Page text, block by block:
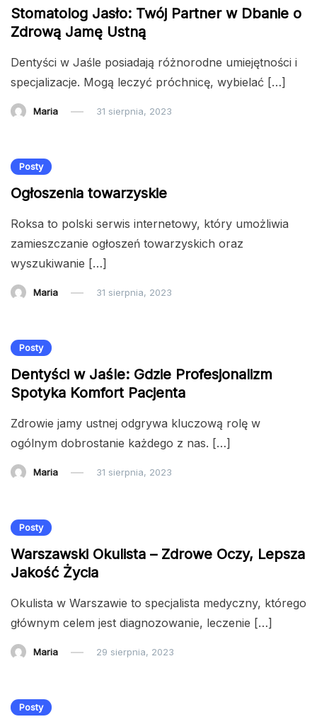
Stomatolog Jasło: Twój Partner w Dbanie o
Zdrową Jamę Ustną
Dentyści w Jaśle posiadają różnorodne umiejętności i
specjalizacje. Mogą leczyć próchnicę, wybielać […]
Maria 31 sierpnia, 2023
Posty
Ogłoszenia towarzyskie
Roksa to polski serwis internetowy, który umożliwia
zamieszczanie ogłoszeń towarzyskich oraz
wyszukiwanie […]
Maria 31 sierpnia, 2023
Posty
Dentyści w Jaśle: Gdzie Profesjonalizm
Spotyka Komfort Pacjenta
Zdrowie jamy ustnej odgrywa kluczową rolę w
ogólnym dobrostanie każdego z nas. […]
Maria 31 sierpnia, 2023
Posty
Warszawski Okulista – Zdrowe Oczy, Lepsza
Jakość Życia
Okulista w Warszawie to specjalista medyczny, którego
głównym celem jest diagnozowanie, leczenie […]
Maria 29 sierpnia, 2023
Posty